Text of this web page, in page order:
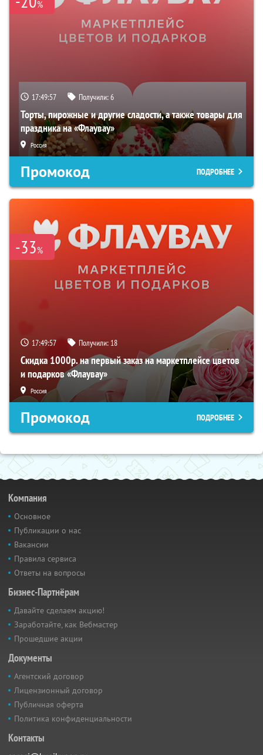
%
17:49:55 Получили:6
Торты, пирожные и другие сладости, а также товары для
праздника на «Флаувау»
Россия
Промокод ПОДРОБНЕЕ
-33%
17:49:55 Получили: 18
Скидка 1000р. на первый заказ на маркетплейсе цветов
и подарков «Флаувау»
Россия
Промокод ПОДРОБНЕЕ
Компания
Основное
Публикации о нас
Вакансии
Правила сервиса
Ответы на вопросы
Бизнес-Партнёрам
Давайте сделаем акцию!
Заработайте, как Вебмастер
Прошедшие акции
Документы
Агентский договор
Лицензионный договор
Публичная оферта
Политика конфиденциальности
Контакты